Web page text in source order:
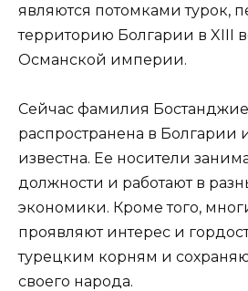
являются потомками турок,
территорию Болгарии в XIII
Османской империи.
Сейчас фамилия
распространена в Болгарии
известна. Ее носители
должности и работают в
экономики. Кроме того,
проявляют интерес и
турецким корням и
своего народа.